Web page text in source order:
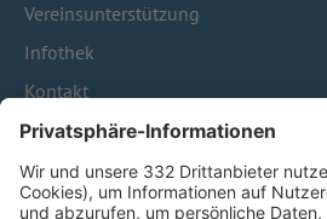
Vereinsunterstützung
Infothek
Kontakt
HÄUFIG BESUCHTE SEITEN
Pässe und Vereinswechsel